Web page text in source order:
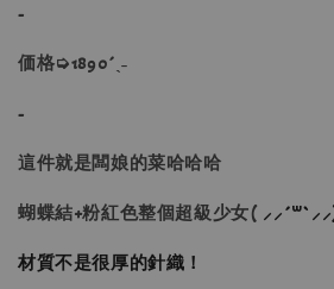
-
価格➭1890´ˎ˗
-
這件就是闆娘的菜哈哈哈
蝴蝶結+粉紅色整個超級少女(
材質不是很厚的針織！